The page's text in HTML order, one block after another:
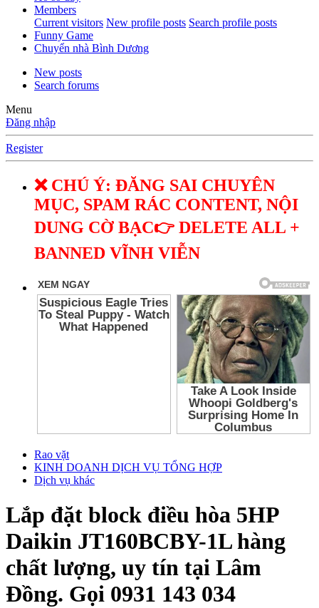
Members
Current visitors New profile posts Search profile posts
Funny Game
Chuyển nhà Bình Dương
New posts
Search forums
Menu
Đăng nhập
Register
❌ CHÚ Ý: ĐĂNG SAI CHUYÊN
MỤC, SPAM RÁC CONTENT, NỘI
DUNG CỜ BẠC👉 DELETE ALL +
BANNED VĨNH VIỄN
Rao vặt
KINH DOANH DỊCH VỤ TỔNG HỢP
Dịch vụ khác
Lắp đặt block điều hòa 5HP
Daikin JT160BCBY-1L hàng
chất lượng, uy tín tại Lâm
Đồng. Gọi 0931 143 034